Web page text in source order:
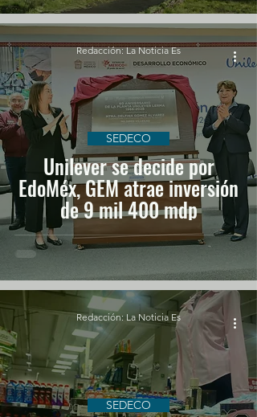
Unilever se decide por
EdoMéx, GEM atrae inversión
de 9 mil 400 mdp
SEDECO
Redacción: La Noticia Es
SEDECO
Redacción: La Noticia Es